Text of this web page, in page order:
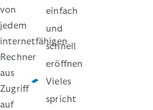
von
jedem
internetfähigen
Rechner
aus
Zugriff
auf
einfach
und
schnell
eröffnen
Vieles
spricht